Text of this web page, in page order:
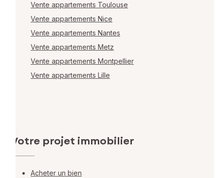
Vente appartements Toulouse
Vente appartements Nice
Vente appartements Nantes
Vente appartements Metz
Vente appartements Montpellier
Vente appartements Lille
Votre projet immobilier
Acheter un bien